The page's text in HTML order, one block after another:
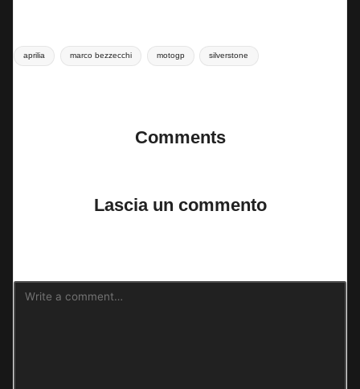
Tags:
aprilia marco bezzecchi motogp silverstone
Comments
Lascia un commento